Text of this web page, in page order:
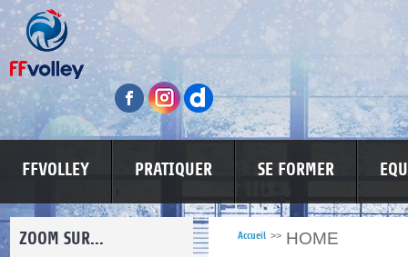
FFVOLLEY PRATIQUER SE FORMER
ZOOM SUR... Accueil >> HOME